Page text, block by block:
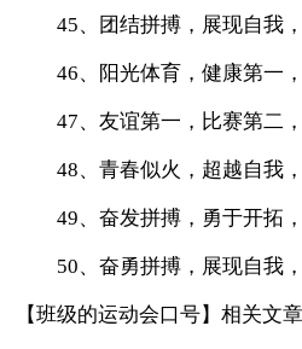
45、团结拼搏，展现自我，
46、阳光体育，健康第一，
47、友谊第一，比赛第二，
48、青春似火，超越自我，
49、奋发拼搏，勇于开拓，
50、奋勇拼搏，展现自我，
【班级的运动会口号】相关文章